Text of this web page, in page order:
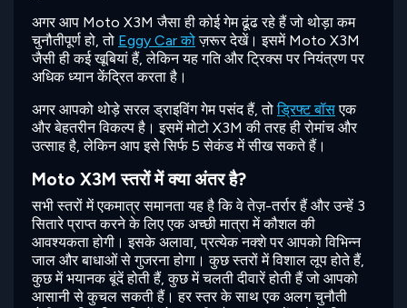
अगर आप Moto X3M जैसा ही कोई गेम ढूंढ रहे हैं जो थोड़ा कम
चुनौतीपूर्ण हो, तो Eggy Car कोज़रूर देखें। इसमें Moto X3M
जैसी ही कई खूबियां हैं, लेकिन यह गति और ट्रिक्स पर नियंत्रण पर
अधिक ध्यान केंद्रित करता है।
अगर आपको थोड़े सरल ड्राइविंग गेम पसंद हैं, तोड्रिफ्ट बॉसएक
और बेहतरीन विकल्प है। इसमें मोटो X3M की तरह ही रोमांच और
उत्साह है, लेकिन आप इसे सिर्फ 5 सेकंड में सीख सकते हैं।
Moto X3M स्तरों में क्या अंतर है?
सभी स्तरों में एकमात्र समानता यह है कि वे तेज़-तर्रार हैं और उन्हें 3
सितारे प्राप्त करने के लिए एक अच्छी मात्रा में कौशल की
आवश्यकता होगी। इसके अलावा, प्रत्येक नक्शे पर आपको विभिन्न
जाल और बाधाओं से गुजरना होगा। कुछ स्तरों में विशाल लूप होते हैं,
कुछ में भयानक बूंदें होती हैं, कुछ में चलती दीवारें होती हैं जो आपको
आसानी से कुचल सकती हैं। हर स्तर के साथ एक अलग चुनौती